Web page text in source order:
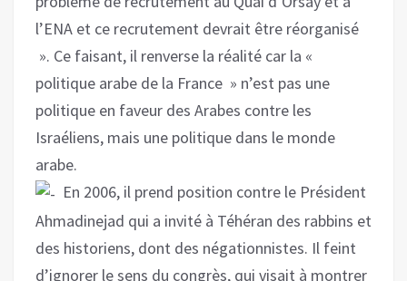
l’ENA et ce recrutement devrait être réorganisé
». Ce faisant, il renverse la réalité car la «
politique arabe de la France » n’est pas une
politique en faveur des Arabes contre les
Israéliens, mais une politique dans le monde
arabe.
En 2006, il prend position contre le Président
Ahmadinejad qui a invité à Téhéran des rabbins et
des historiens, dont des négationnistes. Il feint
d’ignorer le sens du congrès, qui visait à montrer